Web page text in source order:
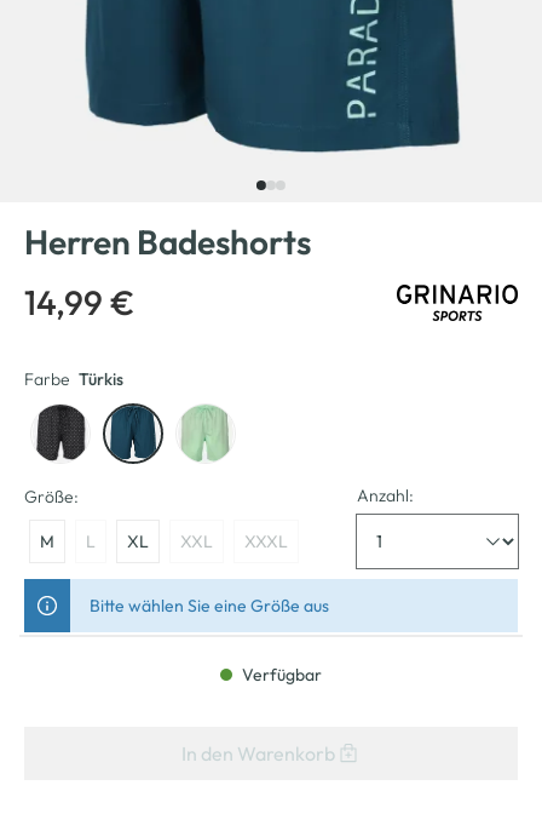
Herren Badeshorts
14,99 €
Farbe Türkis
Größe:
M L XL XXL XXXL
Anzahl:
Bitte wählen Sie eine Größe aus
Verfügbar
In den Warenkorb